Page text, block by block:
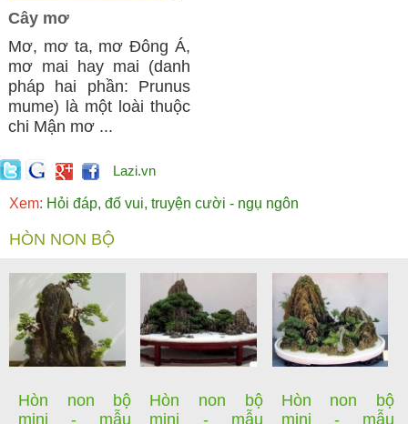
Cây mơ
Mơ, mơ ta, mơ Đông Á,
mơ mai hay mai (danh
pháp hai phần: Prunus
mume) là một loài thuộc
chi Mận mơ ...
Lazi.vn
Xem: Hỏi đáp, đố vui, truyện cười - ngụ ngôn
HÒN NON BỘ
Hòn non bộ
mini - mẫu
Hòn non bộ
mini - mẫu
Hòn non bộ
mini - mẫu